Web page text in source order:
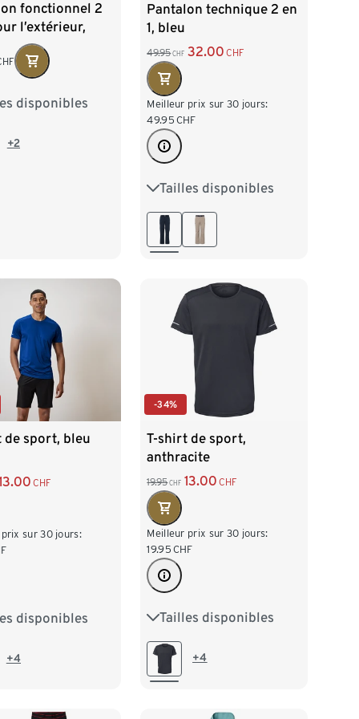
fonctionnel 2
l’extérieur,
disponibles
M 48/50
+2
Pantalon technique 2 en
1, bleu
49.95 CHF 32.00 CHF
Meilleur prix sur 30 jours:
49.95 CHF
Tailles disponibles
S 44/46 M 48/50
L 52/54
de sport, bleu
CHF
sur 30 jours:
disponibles
M 48/50
+4
-34%
T-shirt de sport,
anthracite
19.95 CHF 13.00 CHF
Meilleur prix sur 30 jours:
19.95 CHF
Tailles disponibles
S 44/46 M 48/50
L 52/54+4